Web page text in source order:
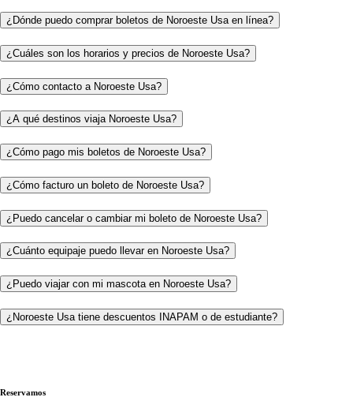
¿Dónde puedo comprar boletos de Noroeste Usa en línea?
¿Cuáles son los horarios y precios de Noroeste Usa?
¿Cómo contacto a Noroeste Usa?
¿A qué destinos viaja Noroeste Usa?
¿Cómo pago mis boletos de Noroeste Usa?
¿Cómo facturo un boleto de Noroeste Usa?
¿Puedo cancelar o cambiar mi boleto de Noroeste Usa?
¿Cuánto equipaje puedo llevar en Noroeste Usa?
¿Puedo viajar con mi mascota en Noroeste Usa?
¿Noroeste Usa tiene descuentos INAPAM o de estudiante?
Reservamos